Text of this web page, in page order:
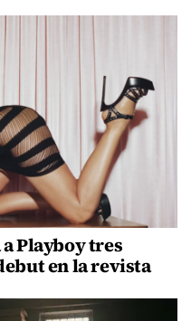
Playboy tres
en la revista